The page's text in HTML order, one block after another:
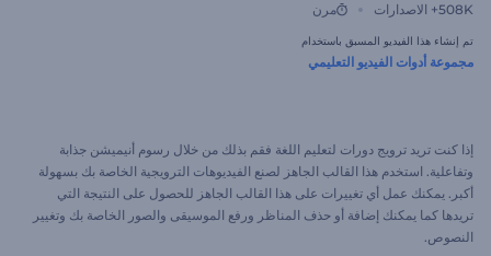
508K+ الاصدارات مرن
تم إنشاء هذا الفيديو المسبق باستخدام
مجموعة أدوات الفيديو التعليمي
إذا كنت تريد ترويج دورات لتعليم اللغة فقم بذلك من خلال رسوم أنيميشن جذابة
وتفاعلية. استخدم هذا القالب الجاهز لصنع الفيديوهات الترويجية الخاصة بك بسهولة
أكبر. يمكنك عمل أي تغييرات على هذا القالب الجاهز للحصول على النتيجة التي
تريدها كما يمكنك إضافة أو حذف المناظر ورفع الموسيقى والصور الخاصة بك وتغيير
النصوص.